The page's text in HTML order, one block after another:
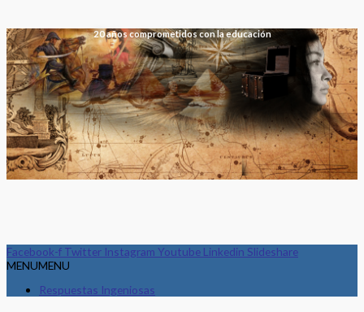
20 años comprometidos con la educación
Facebook-f Twitter Instagram Youtube Linkedin Slideshare
MENUMENU
Respuestas Ingeniosas